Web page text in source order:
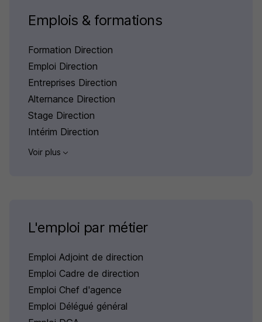
Emplois & formations
Formation Direction
Emploi Direction
Entreprises Direction
Alternance Direction
Stage Direction
Intérim Direction
Voir plus
L'emploi par métier
Emploi Adjoint de direction
Emploi Cadre de direction
Emploi Chef d'agence
Emploi Délégué général